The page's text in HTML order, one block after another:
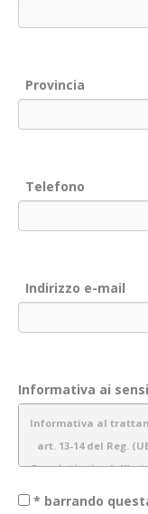
Provincia
Telefono
Indirizzo e-mail
Informativa ai sensi
Informativa al
art. 13-14 del Reg.
Regulation) e
* barrando